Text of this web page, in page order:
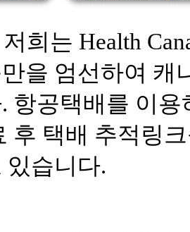
희는 Health
을 엄선하여 캐
항공택배를 이
후 택배 추적링
있습니다.